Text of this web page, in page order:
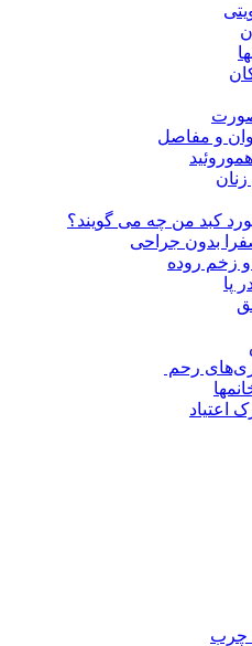
و مفاصل
کبد من چه می گویند؟
بدون جراحی
زخم روده
پا
رحم
اعتیاد
چرب